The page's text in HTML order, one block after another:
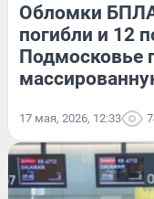
Обломки
погибли и 12
Подмосковье
17 мая, 2026, 12:33